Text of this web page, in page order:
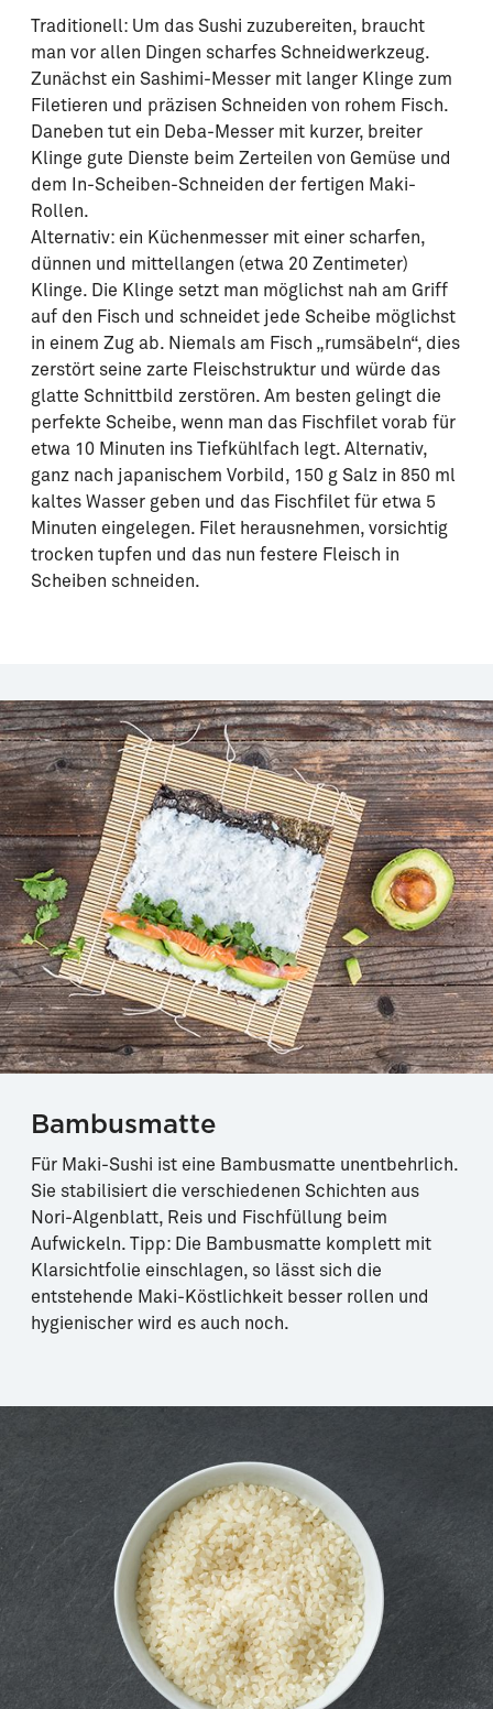
Traditionell: Um das Sushi zuzubereiten, braucht
man vor allen Dingen scharfes Schneidwerkzeug.
Zunächst ein Sashimi-Messer mit langer Klinge zum
Filetieren und präzisen Schneiden von rohem Fisch.
Daneben tut ein Deba-Messer mit kurzer, breiter
Klinge gute Dienste beim Zerteilen von Gemüse und
dem In-Scheiben-Schneiden der fertigen Maki-
Rollen.
Alternativ: ein Küchenmesser mit einer scharfen,
dünnen und mittellangen (etwa 20 Zentimeter)
Klinge. Die Klinge setzt man möglichst nah am Griff
auf den Fisch und schneidet jede Scheibe möglichst
in einem Zug ab. Niemals am Fisch „rumsäbeln“, dies
zerstört seine zarte Fleischstruktur und würde das
glatte Schnittbild zerstören. Am besten gelingt die
perfekte Scheibe, wenn man das Fischfilet vorab für
etwa 10 Minuten ins Tiefkühlfach legt. Alternativ,
ganz nach japanischem Vorbild, 150 g Salz in 850 ml
kaltes Wasser geben und das Fischfilet für etwa 5
Minuten eingelegen. Filet herausnehmen, vorsichtig
trocken tupfen und das nun festere Fleisch in
Scheiben schneiden.
Bambusmatte
Für Maki-Sushi ist eine Bambusmatte unentbehrlich.
Sie stabilisiert die verschiedenen Schichten aus
Nori-Algenblatt, Reis und Fischfüllung beim
Aufwickeln. Tipp: Die Bambusmatte komplett mit
Klarsichtfolie einschlagen, so lässt sich die
entstehende Maki-Köstlichkeit besser rollen und
hygienischer wird es auch noch.